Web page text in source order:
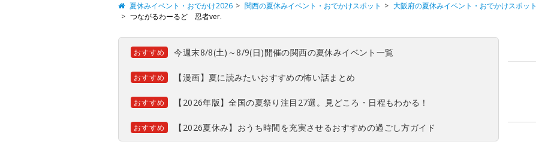
夏休みイベント・おでかけ2026 関西の夏休みイベント・おでかけスポット 大阪府の夏休みイベント・おでかけスポット
つながるわーるど 忍者ver.
おすすめ 今週末8/8(土)～8/9(日)開催の関西の夏休みイベント一覧
おすすめ 【漫画】夏に読みたいおすすめの怖い話まとめ
おすすめ 【2026年版】全国の夏祭り注目27選。見どころ・日程もわかる！
おすすめ 【2026夏休み】おうち時間を充実させるおすすめの過ごし方ガイド